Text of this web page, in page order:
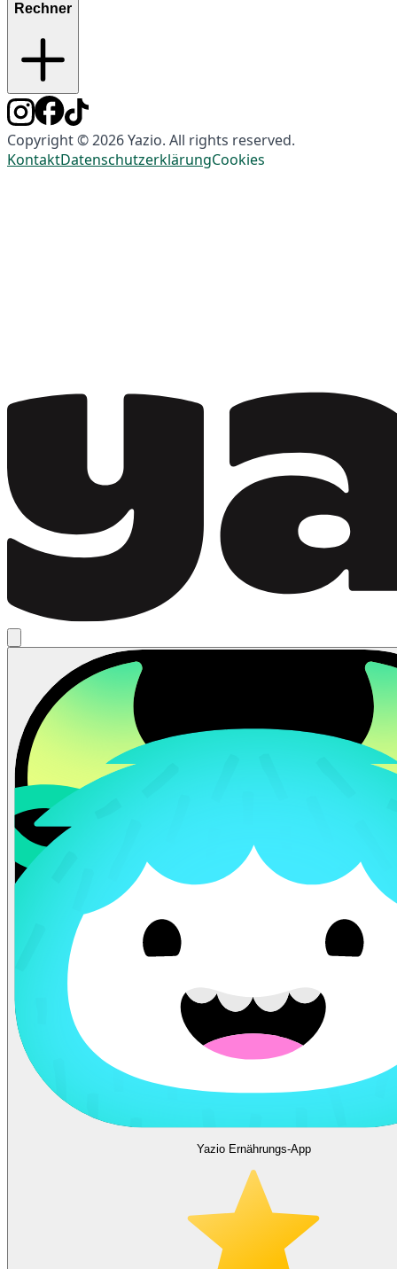
Rechner
Copyright © 2026 Yazio. All rights reserved.
KontaktDatenschutzerklärungCookies
Yazio Ernährungs-App